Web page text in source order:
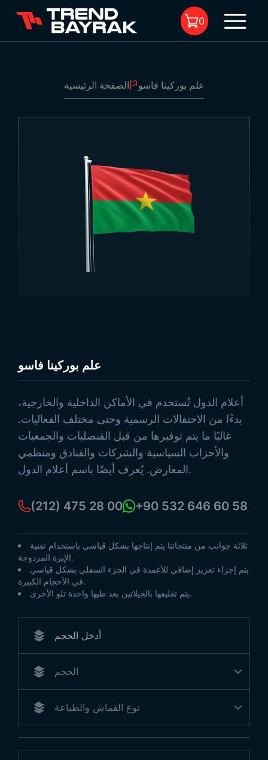
علم بوركينا فاسو
0
الصفحة الرئيسية علم بوركينا فاسو
علم بوركينا فاسو
أعلام الدول تُستخدم في الأماكن الداخلية والخارجية،
بدءًا من الاحتفالات الرسمية وحتى مختلف الفعاليات.
غالبًا ما يتم توفيرها من قبل القنصليات والجمعيات
والأحزاب السياسية والشركات والفنادق ومنظمي
المعارض. يُعرف أيضًا باسم أعلام الدول.
(212) 475 28 00 +90 532 646 60 58
ثلاثة جوانب من منتجاتنا يتم إنتاجها بشكل قياسي باستخدام تقنية
الإبرة المزدوجة.
يتم إجراء تعزيز إضافي للأعمدة في الجزء السفلي بشكل قياسي
في الأحجام الكبيرة.
يتم تغليفها بالجيلاتين بعد طيها واحدة تلو الأخرى.
تصفح المنتجات